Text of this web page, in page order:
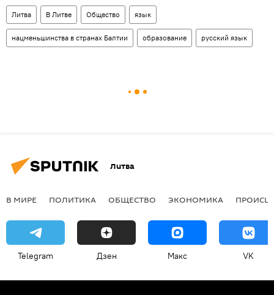
Литва В Литве Общество язык
нацменьшинства в странах Балтии образование русский язык
Литва
В МИРЕ ПОЛИТИКА ОБЩЕСТВО ЭКОНОМИКА
Telegram Дзен Макс VK